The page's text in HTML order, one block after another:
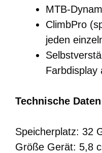
MTB-
ClimbPro
jeden
Farbdisplay
Technische
Speicherplatz: 32
Größe Gerät: 5,8